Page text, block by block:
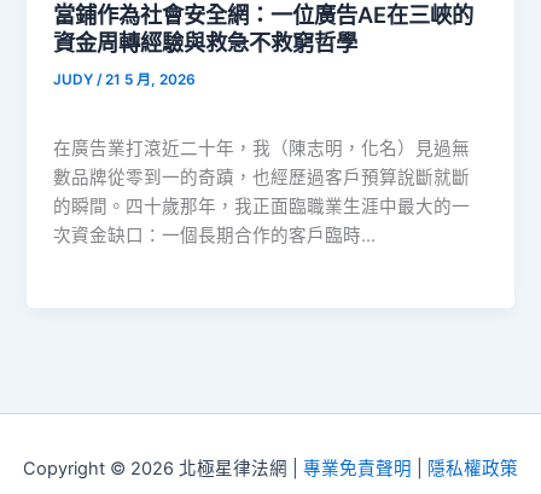
當鋪作為社會安全網：一位廣告AE在三峽的
資金周轉經驗與救急不救窮哲學
JUDY/21 5 月, 2026
在廣告業打滾近二十年，我（陳志明，化名）見過無
數品牌從零到一的奇蹟，也經歷過客戶預算說斷就斷
的瞬間。四十歲那年，我正面臨職業生涯中最大的一
次資金缺口：一個長期合作的客戶臨時…
Copyright © 2026 北極星律法網 | 專業免責聲明 隱私權政策